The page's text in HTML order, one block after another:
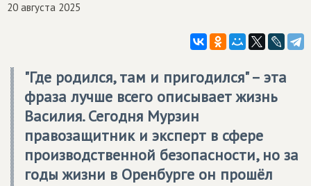
20 августа 2025
"Где родился, там и пригодился" – эта
фраза лучше всего описывает жизнь
Василия. Сегодня Мурзин
правозащитник и эксперт в сфере
производственной безопасности, но за
годы жизни в Оренбурге он прошёл